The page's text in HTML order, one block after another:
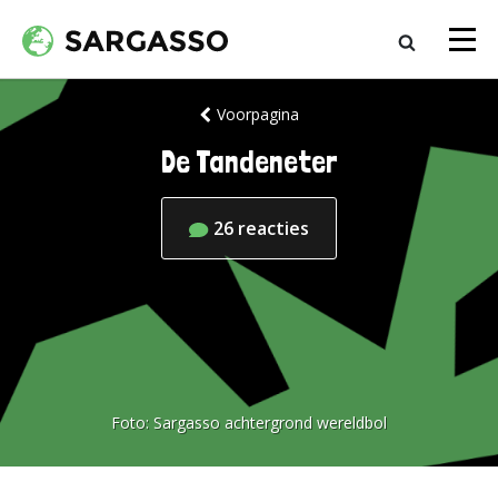
Voorpagina
De Tandeneter
26 reacties
Foto: Sargasso achtergrond wereldbol